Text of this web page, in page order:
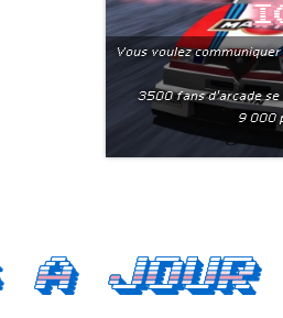
Vous voulez
3500 fans d'arcade
9 000
a jour